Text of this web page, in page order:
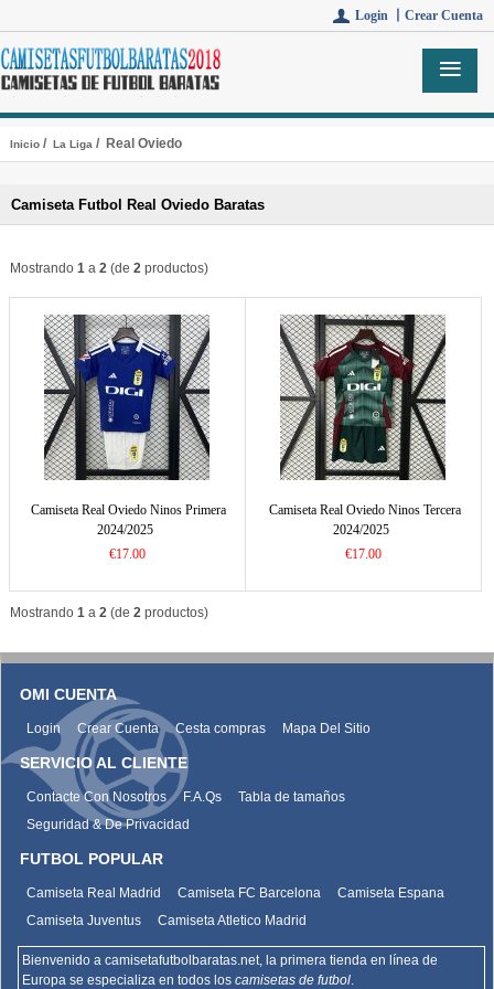
Login 丨 Crear Cuenta
Inicio/ La Liga/ Real Oviedo
Camiseta Futbol Real Oviedo Baratas
Mostrando 1a 2(de 2productos)
Camiseta Real Oviedo Ninos Primera
2024/2025
€17.00
Camiseta Real Oviedo Ninos Tercera
2024/2025
€17.00
Mostrando 1a 2(de 2productos)
OMI CUENTA
Login Crear Cuenta Cesta compras Mapa Del Sitio
SERVICIO AL CLIENTE
Contacte Con Nosotros F.A.Qs
Tabla de tamaños
Seguridad & De Privacidad
FUTBOL POPULAR
Camiseta Real Madrid Camiseta FC Barcelona
Camiseta Espana
Camiseta Juventus
Camiseta Atletico Madrid
Bienvenido a camisetafutbolbaratas.net, la primera tienda en línea de
Europa se especializa en todos los camisetas de futbol.